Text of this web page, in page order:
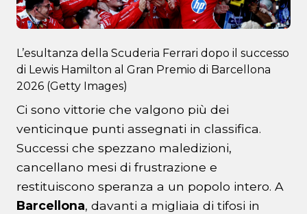
L’esultanza della Scuderia Ferrari dopo il successo
di Lewis Hamilton al Gran Premio di Barcellona
2026 (Getty Images)
Ci sono vittorie che valgono più dei
venticinque punti assegnati in classifica.
Successi che spezzano maledizioni,
cancellano mesi di frustrazione e
restituiscono speranza a un popolo intero. A
Barcellona, davanti a migliaia di tifosi in